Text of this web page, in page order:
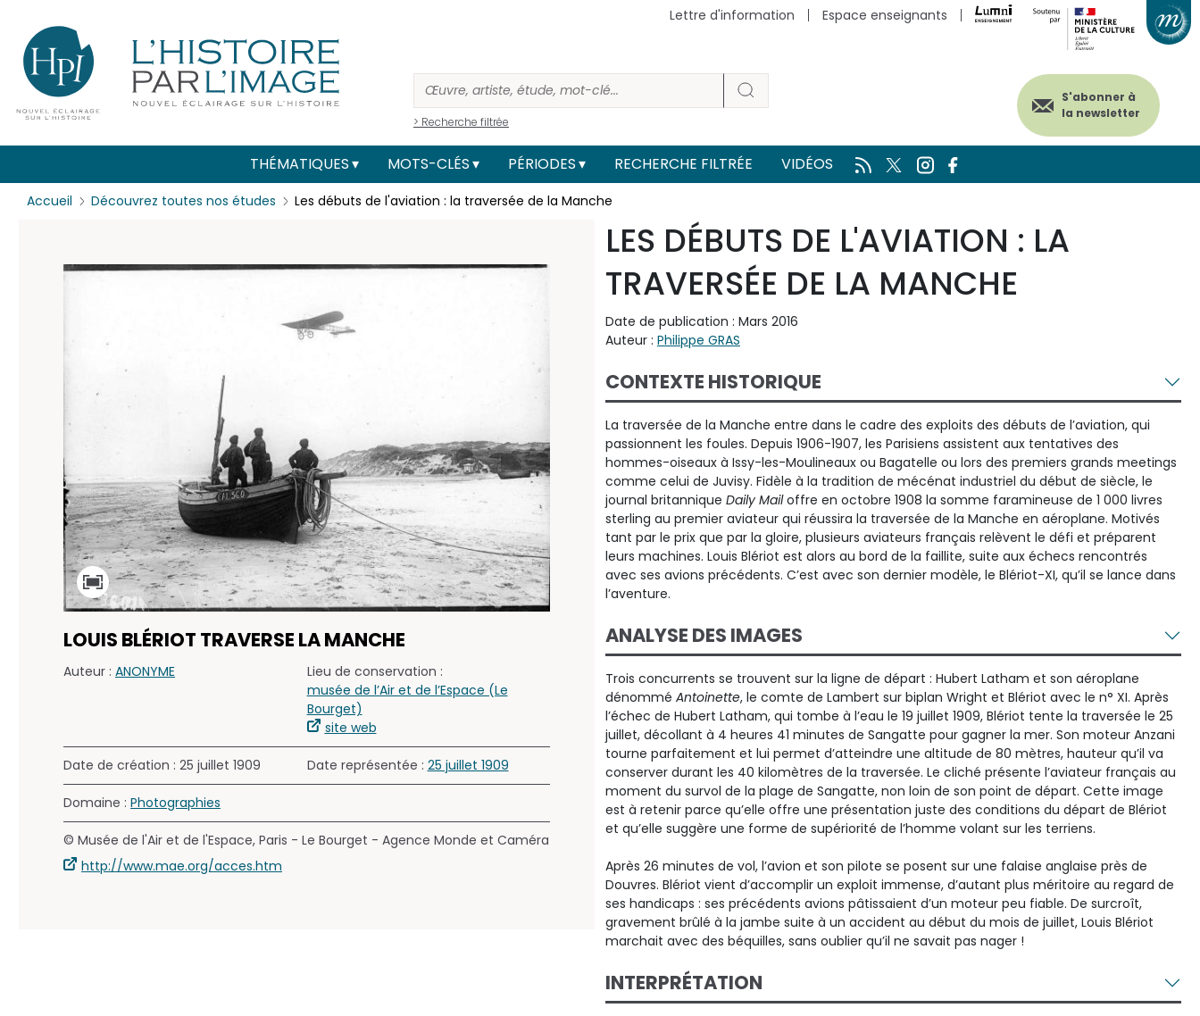
> Recherche filtrée
Menu
secondaire
(header)
Lettre d'information Espace enseignants
S'abonner à
la newsletter
Main
navigation
THÉMATIQUES MOTS-CLÉS PÉRIODES RECHERCHE FILTRÉE VIDÉOS
Accueil Découvrez toutes nos études Les débuts de l'aviation : la traversée de la Manche
LOUIS BLÉRIOT TRAVERSE LA MANCHE
Auteur : ANONYME
Lieu de conservation :
musée de l’Air et de l’Espace (Le
Bourget)
site web
Date de création : 25 juillet 1909 Date représentée : 25 juillet 1909
Domaine : Photographies
© Musée de l'Air et de l'Espace, Paris - Le Bourget - Agence Monde et Caméra
http://www.mae.org/acces.htm
LES DÉBUTS DE L'AVIATION : LA
TRAVERSÉE DE LA MANCHE
Date de publication : Mars 2016
Auteur : Philippe GRAS
CONTEXTE HISTORIQUE
La traversée de la Manche entre dans le cadre des exploits des débuts de l’aviation, qui
passionnent les foules. Depuis 1906-1907, les Parisiens assistent aux tentatives des
hommes-oiseaux à Issy-les-Moulineaux ou Bagatelle ou lors des premiers grands meetings
comme celui de Juvisy. Fidèle à la tradition de mécénat industriel du début de siècle, le
journal britannique Daily Mailoffre en octobre 1908 la somme faramineuse de 1 000 livres
sterling au premier aviateur qui réussira la traversée de la Manche en aéroplane. Motivés
tant par le prix que par la gloire, plusieurs aviateurs français relèvent le défi et préparent
leurs machines. Louis Blériot est alors au bord de la faillite, suite aux échecs rencontrés
avec ses avions précédents. C’est avec son dernier modèle, le Blériot-XI, qu’il se lance dans
l’aventure.
ANALYSE DES IMAGES
Trois concurrents se trouvent sur la ligne de départ : Hubert Latham et son aéroplane
dénommé Antoinette, le comte de Lambert sur biplan Wright et Blériot avec le n° XI. Après
l’échec de Hubert Latham, qui tombe à l’eau le 19 juillet 1909, Blériot tente la traversée le 25
juillet, décollant à 4 heures 41 minutes de Sangatte pour gagner la mer. Son moteur Anzani
tourne parfaitement et lui permet d’atteindre une altitude de 80 mètres, hauteur qu’il va
conserver durant les 40 kilomètres de la traversée. Le cliché présente l’aviateur français au
moment du survol de la plage de Sangatte, non loin de son point de départ. Cette image
est à retenir parce qu’elle offre une présentation juste des conditions du départ de Blériot
et qu’elle suggère une forme de supériorité de l’homme volant sur les terriens.
Après 26 minutes de vol, l’avion et son pilote se posent sur une falaise anglaise près de
Douvres. Blériot vient d’accomplir un exploit immense, d’autant plus méritoire au regard de
ses handicaps : ses précédents avions pâtissaient d’un moteur peu fiable. De surcroît,
gravement brûlé à la jambe suite à un accident au début du mois de juillet, Louis Blériot
marchait avec des béquilles, sans oublier qu’il ne savait pas nager !
INTERPRÉTATION